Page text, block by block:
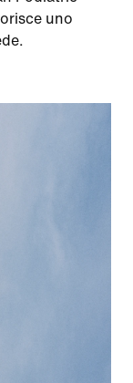
uno